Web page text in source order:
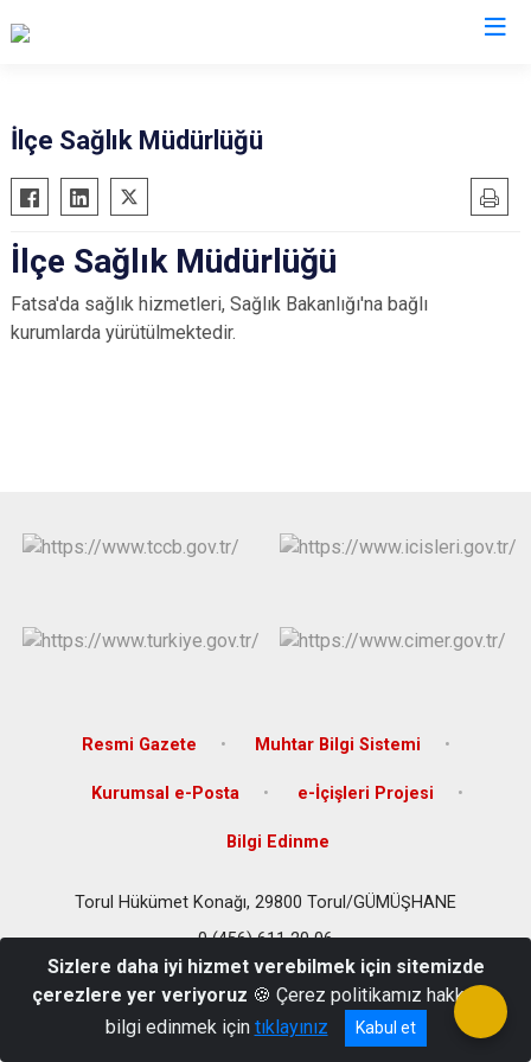
Kelkit
Köse
Kürtün
Şiran
Torul
İlçe Sağlık Müdürlüğü
İlçe Sağlık Müdürlüğü
Fatsa'da sağlık hizmetleri, Sağlık Bakanlığı'na bağlı
kurumlarda yürütülmektedir.
Resmi Gazete Muhtar Bilgi Sistemi
Kurumsal e-Posta e-İçişleri Projesi
Bilgi Edinme
Torul Hükümet Konağı, 29800 Torul/GÜMÜŞHANE
0 (456) 611 20 06
Sizlere daha iyi hizmet verebilmek için sitemizde
çerezlere yer veriyoruz 🍪 Çerez politikamız hakkında
bilgi edinmek için tıklayınız Kabul et